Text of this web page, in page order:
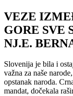
VEZE
GORE SVE
NJ.E.
Slovenija je bila i
važna za naše
opstanak naroda.
mandat, dočekala